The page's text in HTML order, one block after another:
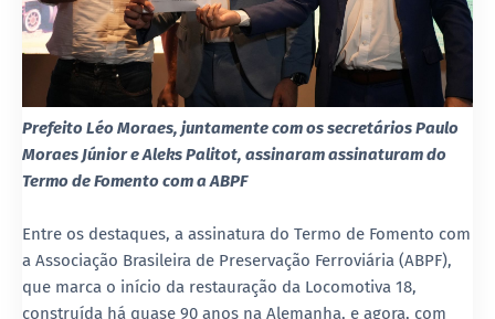
Prefeito Léo Moraes, juntamente com os secretários Paulo
Moraes Júnior e Aleks Palitot, assinaram assinaturam do
Termo de Fomento com a ABPF
Entre os destaques, a assinatura do Termo de Fomento com
a Associação Brasileira de Preservação Ferroviária (ABPF),
que marca o início da restauração da Locomotiva 18,
construída há quase 90 anos na Alemanha, e agora, com